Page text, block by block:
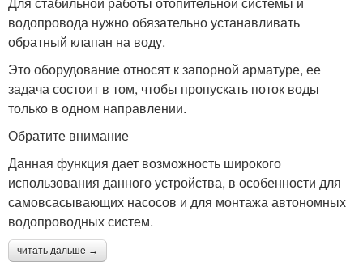
водопровода нужно обязательно устанавливать
обратный клапан на воду.
Это оборудование относят к запорной арматуре, ее
задача состоит в том, чтобы пропускать поток воды
только в одном направлении.
Обратите внимание
Данная функция дает возможность широкого
использования данного устройства, в особенности для
самовсасывающих насосов и для монтажа автономных
водопроводных систем.
читать дальше →